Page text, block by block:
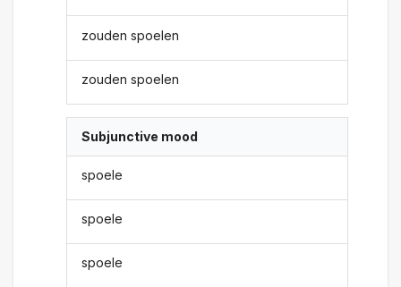
zouden spoelen
zouden spoelen
Subjunctive mood
spoele
spoele
spoele